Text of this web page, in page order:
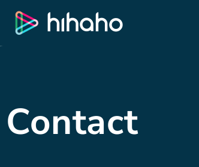
Contact